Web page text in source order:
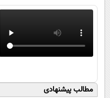
مطالب پیشنهادی